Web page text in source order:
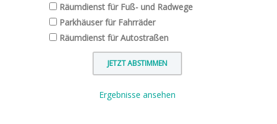
Räumdienst für Fuß- und Radwege
Parkhäuser für Fahrräder
Räumdienst für Autostraßen
Ergebnisse ansehen